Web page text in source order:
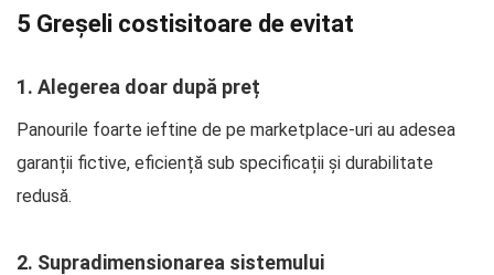
5 Greșeli costisitoare de evitat
1. Alegerea doar după preț
Panourile foarte ieftine de pe marketplace-uri au adesea
garanții fictive, eficiență sub specificații și durabilitate
redusă.
2. Supradimensionarea sistemului